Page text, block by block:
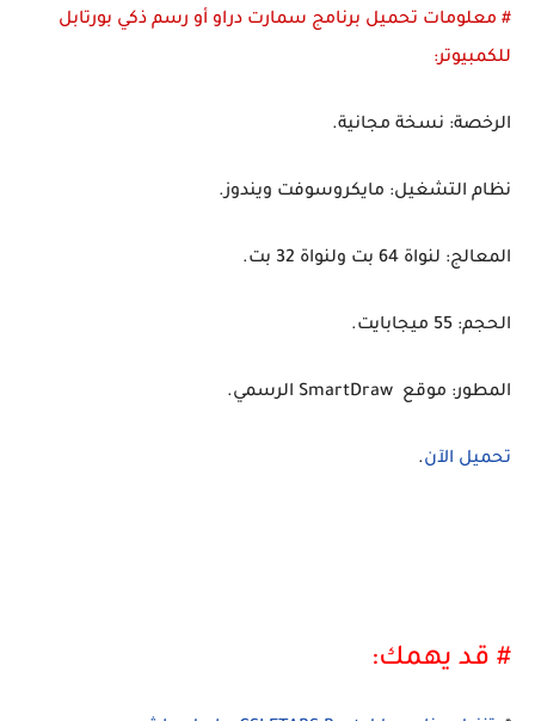
# معلومات تحميل برنامج سمارت دراو أو رسم ذكي بورتابل
للكمبيوتر:
الرخصة: نسخة مجانية.
نظام التشغيل: مايكروسوفت ويندوز.
المعالج: لنواة 64 بت ولنواة 32 بت.
الحجم: 55 ميجابايت.
المطور: موقع SmartDraw الرسمي.
تحميل الآن.
# قد يهمك: